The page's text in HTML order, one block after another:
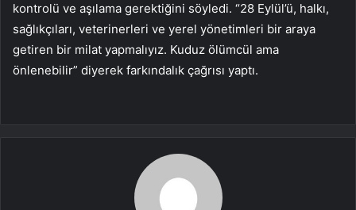
kontrolü ve aşılama gerektiğini söyledi. “28 Eylül’ü, halkı,
sağlıkçıları, veterinerleri ve yerel yönetimleri bir araya
getiren bir milat yapmalıyız. Kuduz ölümcül ama
önlenebilir” diyerek farkındalık çağrısı yaptı.